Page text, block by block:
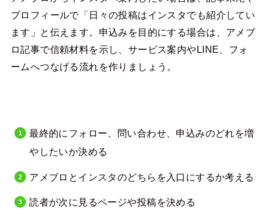
プロフィールで「日々の投稿はインスタでも紹介してい
ます」と伝えます。申込みを目的にする場合は、アメブ
ロ記事で信頼材料を示し、サービス案内やLINE、フォ
ームへつなげる流れを作りましょう。
最終的にフォロー、問い合わせ、申込みのどれを増
やしたいか決める
アメブロとインスタのどちらを入口にするか考える
読者が次に見るページや投稿を決める